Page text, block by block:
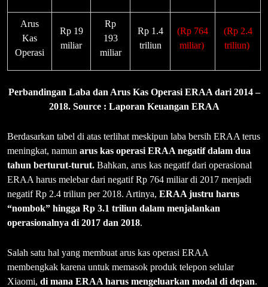
Arus
Kas
Operasi
Rp 19
miliar
Rp
193
miliar
Rp 1.4
triliun
(Rp 764
miliar)
(Rp 2.4
triliun)
Perbandingan Laba dan Arus Kas Operasi ERAA dari 2014 –
2018. Source : Laporan Keuangan ERAA
Berdasarkan tabel di atas terlihat meskipun laba bersih ERAA terus
meningkat, namun arus kas operasi ERAA negatif dalam dua
tahun berturut-turut. Bahkan, arus kas negatif dari operasional
ERAA harus melebar dari negatif Rp 764 miliar di 2017 menjadi
negatif Rp 2.4 triliun per 2018. Artinya, ERAA justru harus
“nombok” hingga Rp 3.1 triliun dalam menjalankan
operasionalnya di 2017 dan 2018.
Salah satu hal yang membuat arus kas operasi ERAA
membengkak karena untuk memasok produk telepon selular
Xiaomi, di mana ERAA harus mengeluarkan modal di depan.